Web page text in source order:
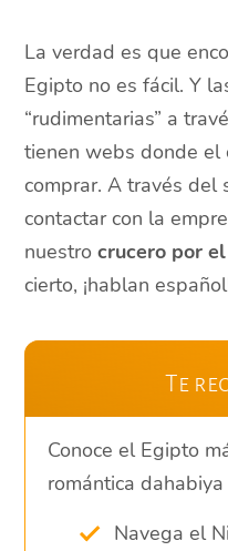
La verdad es que
Egipto no es fácil. Y
“rudimentarias” a
tienen webs donde el
comprar. A través del
contactar con la
nuestro crucero por
cierto, ¡hablan
Te
Conoce el Egipto
romántica
Navega el